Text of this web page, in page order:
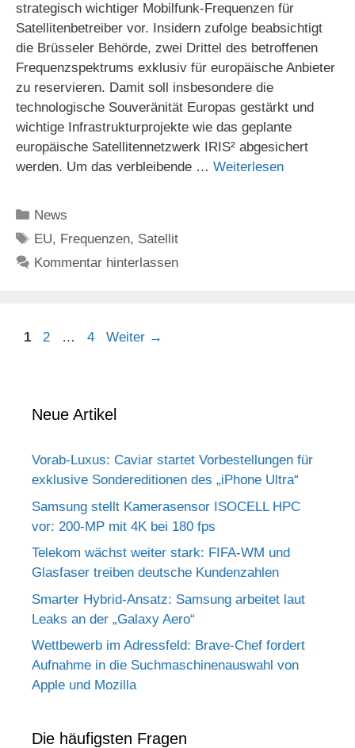
strategisch wichtiger Mobilfunk-Frequenzen für
Satellitenbetreiber vor. Insidern zufolge beabsichtigt
die Brüsseler Behörde, zwei Drittel des betroffenen
Frequenzspektrums exklusiv für europäische Anbieter
zu reservieren. Damit soll insbesondere die
technologische Souveränität Europas gestärkt und
wichtige Infrastrukturprojekte wie das geplante
europäische Satellitennetzwerk IRIS² abgesichert
werden. Um das verbleibende … Weiterlesen
Kategorien
News
Schlagwörter
EU, Frequenzen, Satellit
Kommentar hinterlassen
Seite
1 Seite
2 … Seite
4 Weiter →
Neue Artikel
Vorab-Luxus: Caviar startet Vorbestellungen für
exklusive Sondereditionen des „iPhone Ultra“
Samsung stellt Kamerasensor ISOCELL HPC
vor: 200-MP mit 4K bei 180 fps
Telekom wächst weiter stark: FIFA-WM und
Glasfaser treiben deutsche Kundenzahlen
Smarter Hybrid-Ansatz: Samsung arbeitet laut
Leaks an der „Galaxy Aero“
Wettbewerb im Adressfeld: Brave-Chef fordert
Aufnahme in die Suchmaschinenauswahl von
Apple und Mozilla
Die häufigsten Fragen